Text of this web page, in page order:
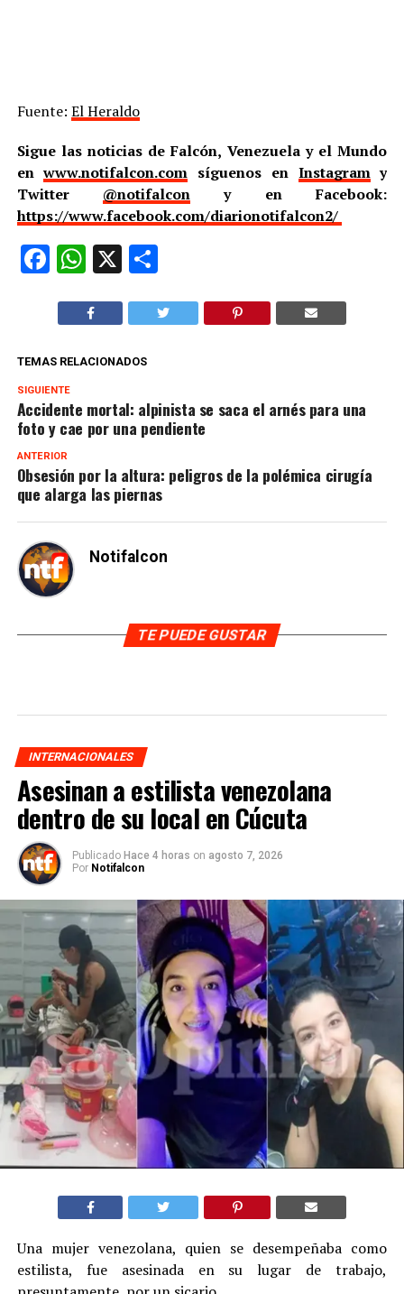
Fuente: El Heraldo
Sigue las noticias de Falcón, Venezuela y el Mundo
enwww.notifalcon.com síguenos en Instagramy
Twitter @notifalcon y en Facebook:
https://www.facebook.com/diarionotifalcon2/
Facebook
WhatsApp
X Compartir
TEMAS RELACIONADOS
SIGUIENTE
Accidente mortal: alpinista se saca el arnés para una
foto y cae por una pendiente
ANTERIOR
Obsesión por la altura: peligros de la polémica cirugía
que alarga las piernas
Notifalcon
TE PUEDE GUSTAR
INTERNACIONALES
Asesinan a estilista venezolana
dentro de su local en Cúcuta
Publicado Hace 4 horas on agosto 7, 2026
Por Notifalcon
Una mujer venezolana, quien se desempeñaba como
estilista, fue asesinada en su lugar de trabajo,